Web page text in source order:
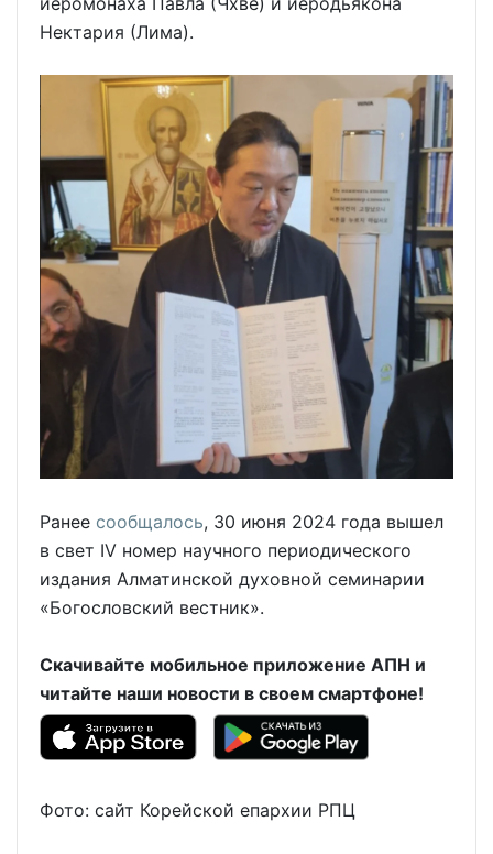
Нектария (Лима).
Ранее сообщалось, 30 июня 2024 года вышел
в свет IV номер научного периодического
издания Алматинской духовной семинарии
«Богословский вестник».
Скачивайте мобильное приложение АПН и
читайте наши новости в своем смартфоне!
Фото: сайт Корейской епархии РПЦ